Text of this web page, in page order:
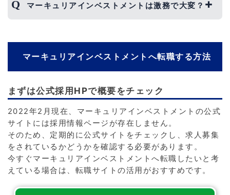
メントが展開している投資戦略を理解することで
す。
資戦略の効果はどのようなものがあるのかなどを
明確にすると、より具体性のある志望動機を作成
マーキュリアインベストメントは激務で大変？
残業時間は平均して月20時間程度ですが、業務
量が少ないわけではなく、また、時期によっては
残業時間が伸びることもあります。
ブラック企業ではないといえます。
マーキュリアインベストメントへ転職する方法
まずは公式採用HPで概要をチェック
2022年2月現在、マーキュリアインベストメントの公式
サイトには採用情報ページが存在しません。
そのため、定期的に公式サイトをチェックし、求人募集
をされているかどうかを確認する必要があります。
今すぐマーキュリアインベストメントへ転職したいと考
えている場合は、転職サイトの活用がおすすめです。